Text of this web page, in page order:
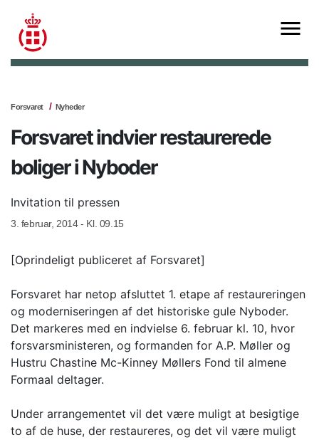
Forsvaret Nyheder
Forsvaret indvier restaurerede
boliger i Nyboder
Invitation til pressen
3. februar, 2014 - Kl. 09.15
[Oprindeligt publiceret af Forsvaret]
Forsvaret har netop afsluttet 1. etape af restaureringen
og moderniseringen af det historiske gule Nyboder.
Det markeres med en indvielse 6. februar kl. 10, hvor
forsvarsministeren, og formanden for A.P. Møller og
Hustru Chastine Mc-Kinney Møllers Fond til almene
Formaal deltager.
Under arrangementet vil det være muligt at besigtige
to af de huse, der restaureres, og det vil være muligt